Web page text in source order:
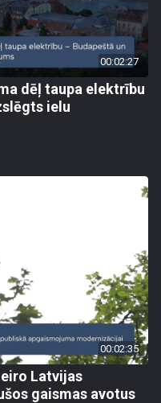
00:02:27
dēļ taupa elektrību
ielu
00:02:35
Latvijas
gaismas avotus